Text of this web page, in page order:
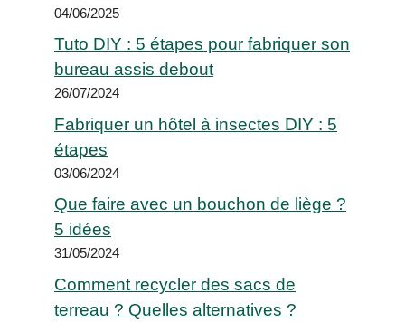
04/06/2025
Tuto DIY : 5 étapes pour fabriquer son
bureau assis debout
26/07/2024
Fabriquer un hôtel à insectes DIY : 5
étapes
03/06/2024
Que faire avec un bouchon de liège ?
5 idées
31/05/2024
Comment recycler des sacs de
terreau ? Quelles alternatives ?